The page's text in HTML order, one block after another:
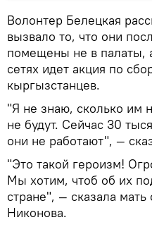
Волонтер Белецкая
вызвало то, что они
помещены не в палаты,
сетях идет акция по
кыргызстанцев.
"Я не знаю, сколько им
не будут. Сейчас 30
они не работают", —
"Это такой героизм!
Мы хотим, чтоб об их
стране", — сказала
Никонова.